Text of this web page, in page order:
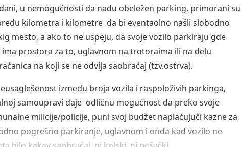
u nemogućnosti da nađu obeležen parking, primorani su
kilometra i kilometre da bi eventaolno našli slobodno
mesto, a ako to ne uspeju, da svoje vozilo parkiraju gde
ima prostora za to, uglavnom na trotoraima ili na delu
na koji se ne odvija saobraćaj (tzv.ostrva).
između broja vozila i raspoloživih parkinga,
samoupravi daje odličnu mogućnost da preko svoje
milicije/policije, puni svoj budžet naplaćujuči kazne za
pogrešno parkiranje, uglavnom i onda kad vozilo ne